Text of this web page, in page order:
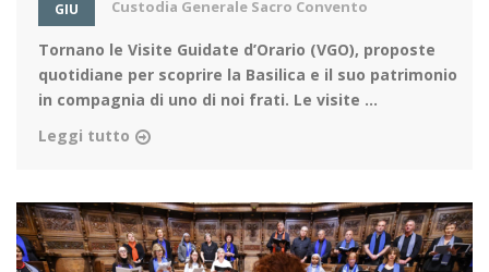
GIU Custodia Generale Sacro Convento
Tornano le Visite Guidate d’Orario (VGO), proposte
quotidiane per scoprire la Basilica e il suo patrimonio
in compagnia di uno di noi frati. Le visite ...
Leggi tutto